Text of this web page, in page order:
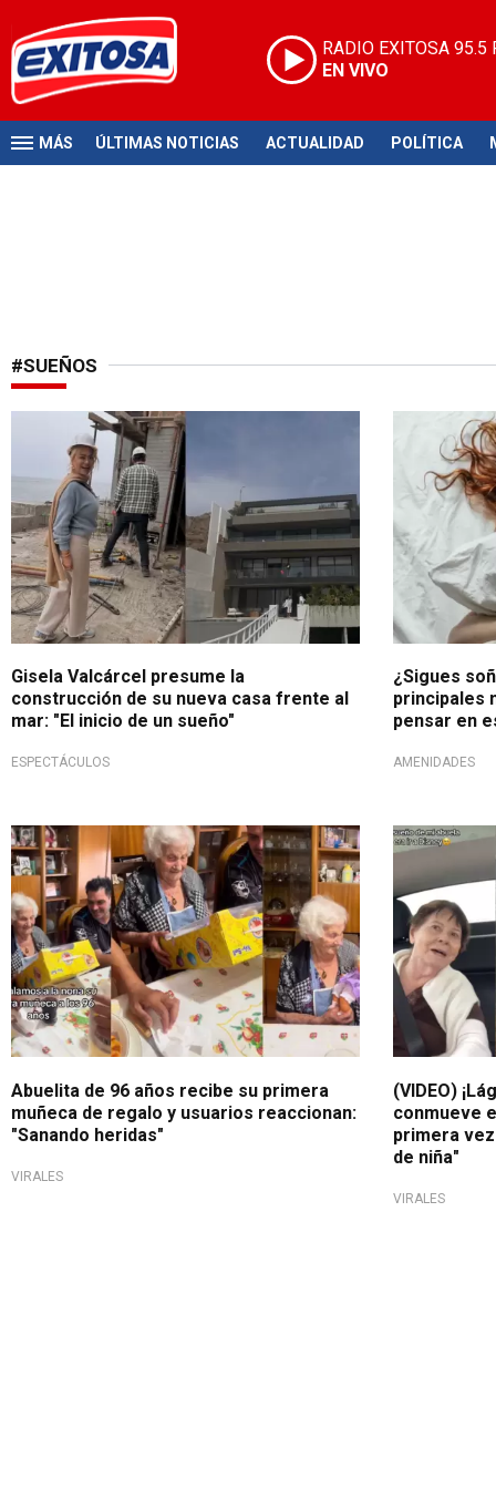
RADIO EXITOSA 95.5
EN VIVO
MÁS ÚLTIMAS NOTICIAS ACTUALIDAD POLÍTICA
#SUEÑOS
¡Emocionada!
Gisela Valcárcel presume la
construcción de su nueva casa frente al
mar: "El inicio de un sueño"
ESPECTÁCULOS
¿Sigues
principales
pensar en
AMENIDADES
Tendencia en TikTok
Abuelita de 96 años recibe su primera
muñeca de regalo y usuarios reaccionan:
"Sanando heridas"
VIRALES
Tendencia
(VIDEO)
conmueve
primera
de niña"
VIRALES